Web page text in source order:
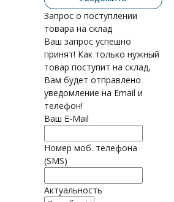
Запрос о поступлении
товара на склад
Ваш запрос успешно
принят! Как только нужный
товар поступит на склад,
Вам будет отправлено
уведомление на Email и
телефон!
Ваш E-Mail
Номер моб. телефона
(SMS)
Актуальность